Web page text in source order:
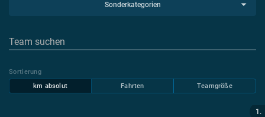
Sonderkategorien
Sortierung
km absolut
Fahrten Teamgröße
1.